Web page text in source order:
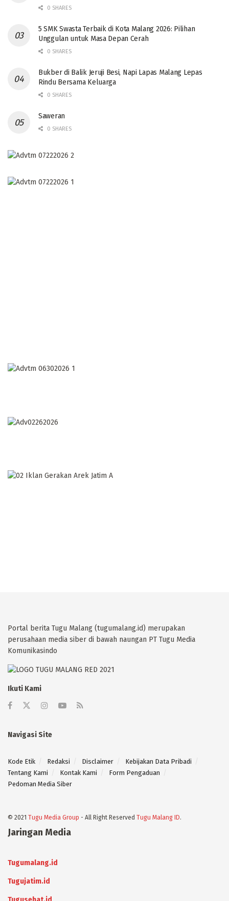
0 SHARES
5 SMK Swasta Terbaik di Kota Malang 2026: Pilihan
Unggulan untuk Masa Depan Cerah
0 SHARES
Bukber di Balik Jeruji Besi, Napi Lapas Malang Lepas
Rindu Bersama Keluarga
0 SHARES
Saweran
0 SHARES
Portal berita Tugu Malang (tugumalang.id) merupakan
perusahaan media siber di bawah naungan PT Tugu Media
Komunikasindo
Ikuti Kami
Navigasi Site
Kode Etik Redaksi Disclaimer
Kebijakan Data Pribadi
Tentang Kami
Kontak Kami
Form Pengaduan
Pedoman Media Siber
© 2021 Tugu Media Group - All Right Reserved Tugu Malang ID.
Jaringan Media
Tugumalang.id
Tugujatim.id